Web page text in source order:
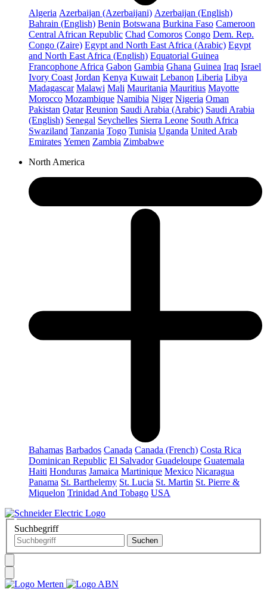
Algeria Azerbaijan (Azerbaijani) Azerbaijan (English)
Bahrain (English) Benin Botswana Burkina Faso Cameroon
Central African Republic Chad Comoros Congo Dem. Rep.
Congo (Zaire) Egypt and North East Africa (Arabic) Egypt
and North East Africa (English) Equatorial Guinea
Francophone Africa Gabon Gambia Ghana Guinea Iraq Israel
Ivory Coast Jordan Kenya Kuwait Lebanon Liberia Libya
Madagascar Malawi Mali Mauritania Mauritius Mayotte
Morocco Mozambique Namibia Niger Nigeria Oman
Pakistan Qatar Reunion Saudi Arabia (Arabic) Saudi Arabia
(English) Senegal Seychelles Sierra Leone South Africa
Swaziland Tanzania Togo Tunisia Uganda United Arab
Emirates Yemen Zambia Zimbabwe
North America
Bahamas Barbados Canada Canada (French) Costa Rica
Dominican Republic El Salvador Guadeloupe Guatemala
Haiti Honduras Jamaica Martinique Mexico Nicaragua
Panama St. Barthelemy St. Lucia St. Martin St. Pierre &
Miquelon Trinidad And Tobago USA
Suchbegriff